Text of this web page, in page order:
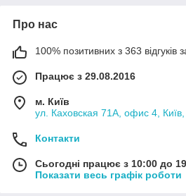
Про нас
100% позитивних з 363 відгуків
Працює з 29.08.2016
м. Київ
ул. Каховская 71А, офис 4, Київ,
Контакти
Сьогодні працює з 10:00 до
Показати весь графік роботи